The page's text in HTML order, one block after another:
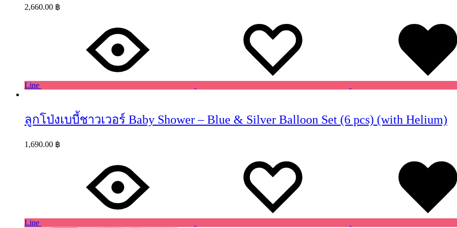
2,660.00 ฿
Line
ลูกโป่งเบบี้ชาวเวอร์ Baby Shower – Blue & Silver Balloon Set (6 pcs) (with Helium)
1,690.00 ฿
Line